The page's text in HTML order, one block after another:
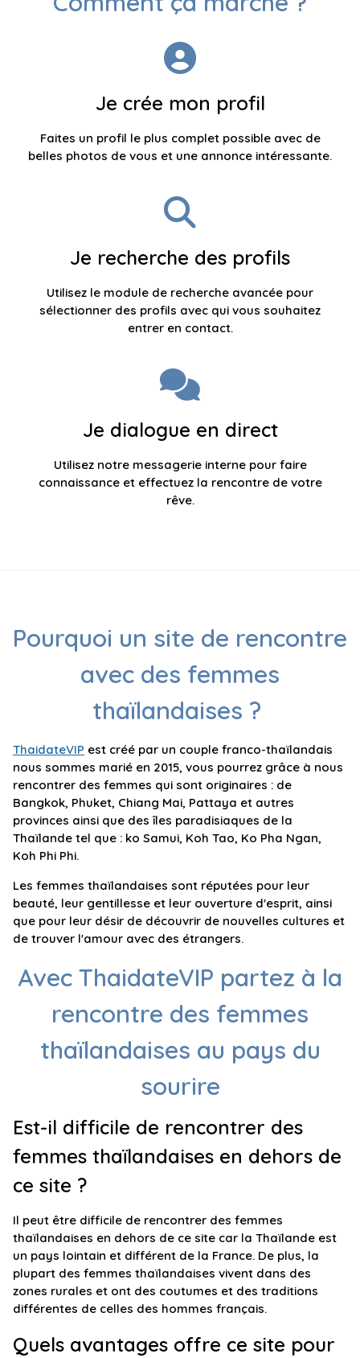
Je crée mon profil
Faites un profil le plus complet possible avec de
belles photos de vous et une annonce intéressante.
Je recherche des profils
Utilisez le module de recherche avancée pour
sélectionner des profils avec qui vous souhaitez
entrer en contact.
Je dialogue en direct
Utilisez notre messagerie interne pour faire
connaissance et effectuez la rencontre de votre
rêve.
Pourquoi un site de rencontre
avec des femmes
thaïlandaises ?
ThaidateVIP est créé par un couple franco-thaïlandais
nous sommes marié en 2015, vous pourrez grâce à nous
rencontrer des femmes qui sont originaires : de
Bangkok, Phuket, Chiang Mai, Pattaya et autres
provinces ainsi que des îles paradisiaques de la
Thaïlande tel que : ko Samui, Koh Tao, Ko Pha Ngan,
Koh Phi Phi.
Les femmes thaïlandaises sont réputées pour leur
beauté, leur gentillesse et leur ouverture d'esprit, ainsi
que pour leur désir de découvrir de nouvelles cultures et
de trouver l'amour avec des étrangers.
Avec ThaidateVIP partez à la
rencontre des femmes
thaïlandaises au pays du
sourire
Est-il difficile de rencontrer des
femmes thaïlandaises en dehors de
ce site ?
Il peut être difficile de rencontrer des femmes
thaïlandaises en dehors de ce site car la Thaïlande est
un pays lointain et différent de la France. De plus, la
plupart des femmes thaïlandaises vivent dans des
zones rurales et ont des coutumes et des traditions
différentes de celles des hommes français.
Quels avantages offre ce site pour